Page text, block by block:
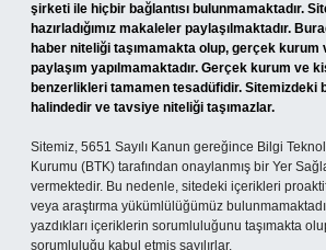
şirketi ile hiçbir bağlantısı bulunmamaktadır.
hazırladığımız makaleler paylaşılmaktadır.
haber niteliği taşımamakta olup, gerçek kurum
paylaşım yapılmamaktadır. Gerçek kurum ve
benzerlikleri tamamen tesadüfidir. Sitemizdeki
halindedir ve tavsiye niteliği taşımazlar.
Sitemiz, 5651 Sayılı Kanun gereğince Bilgi
Kurumu (BTK) tarafından onaylanmış bir Yer
vermektedir. Bu nedenle, sitedeki içerikleri
veya araştırma yükümlülüğümüz
yazdıkları içeriklerin sorumluluğunu taşımakta
sorumluluğu kabul etmiş sayılırlar.